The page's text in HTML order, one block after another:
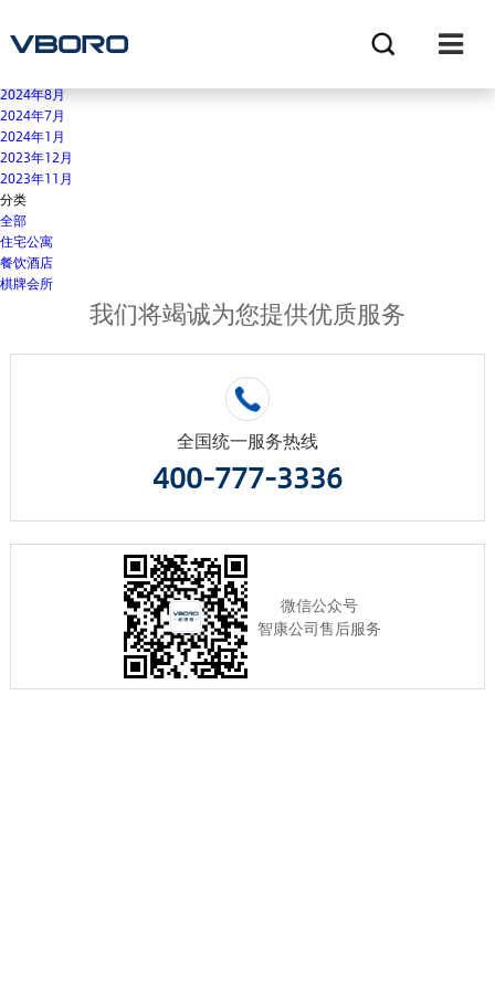
归档
2025年12月
2024年8月
2024年7月
2024年1月
2023年12月
2023年11月
分类
全部
住宅公寓
餐饮酒店
棋牌会所
我们将竭诚为您提供优质服务
全国统一服务热线
400-777-3336
微信公众号
智康公司售后服务